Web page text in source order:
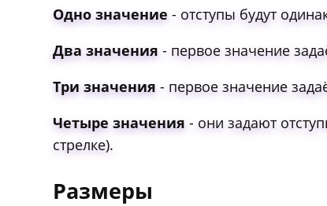
Одно значение - отступы будут
Два значения - первое значение
Три значения - первое значение
Четыре значения - они задают
стрелке).
Размеры